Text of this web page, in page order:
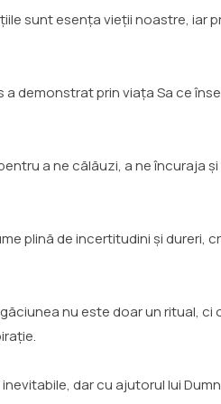
sunt esența vieții noastre, iar
demonstrat prin viața Sa ce
a ne călăuzi, a ne încuraja și
plină de incertitudini și dureri,
nu este doar un ritual, ci
dar cu ajutorul lui